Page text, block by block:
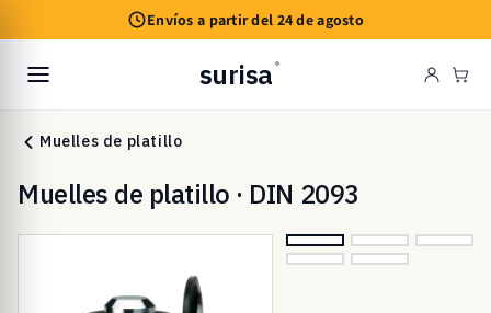
al contenido
Envíos a partir del 24 de agosto
surisa ®
Muelles de platillo
Muelles de platillo · DIN 2093